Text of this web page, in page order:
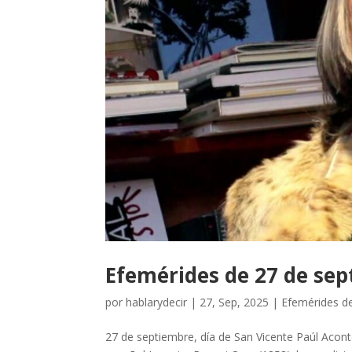
Efemérides de 27 de
porhablarydecir | 27, Sep, 2025 | Efemérides
27 de septiembre, día de San Vicente Paúl